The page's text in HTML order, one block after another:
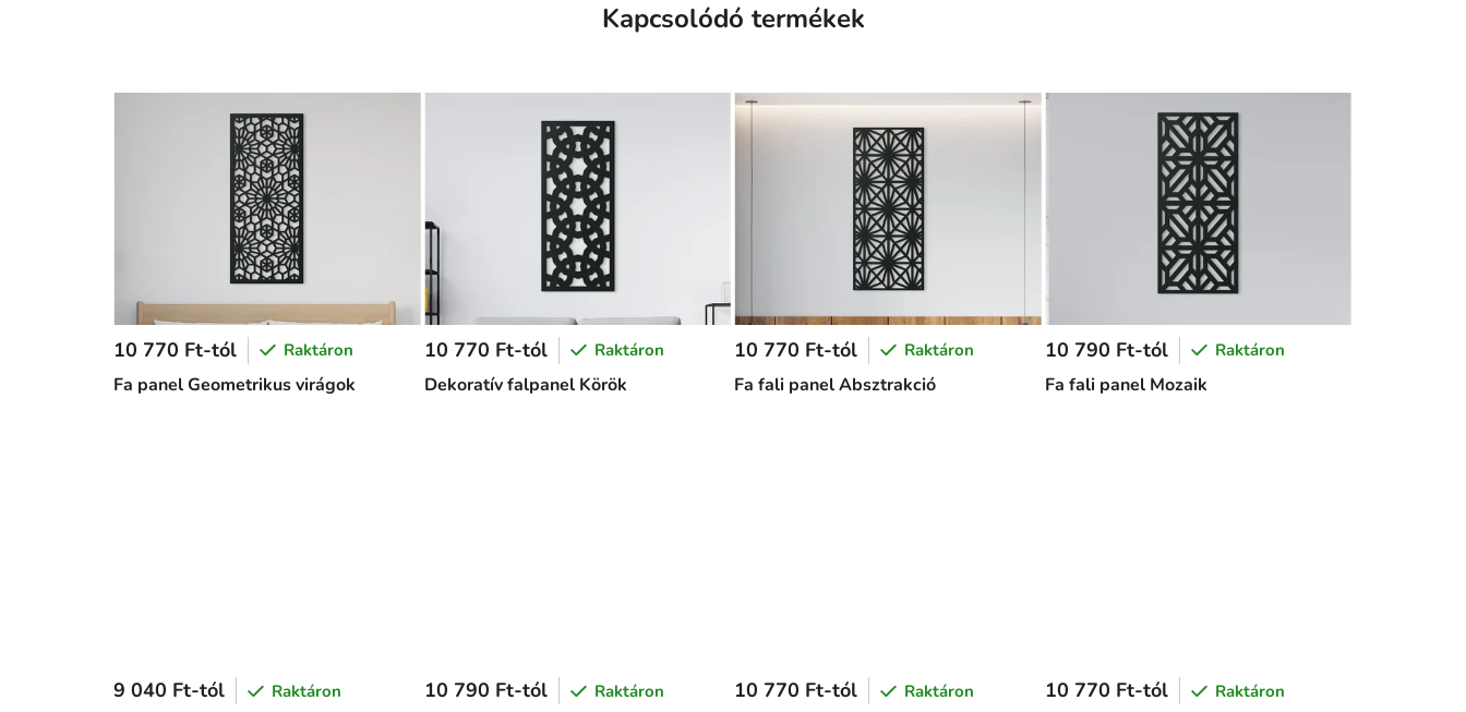
Kapcsolódó termékek
Fa panel Geometrikus virágok
10 770 Ft-tól Raktáron
Dekoratív falpanel Körök
10 770 Ft-tól Raktáron
Fa fali panel Absztrakció
10 770 Ft-tól Raktáron
Fa fali panel Mozaik
10 790 Ft-tól Raktáron
9 040 Ft-tól Raktáron 10 790 Ft-tól Raktáron 10 770 Ft-tól Raktáron 10 770 Ft-tól Raktáron